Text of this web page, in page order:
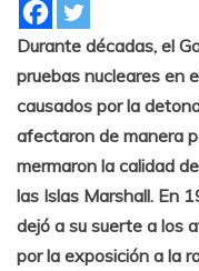
Durante décadas, el
pruebas nucleares en
causados por la
afectaron de manera
mermaron la calidad
las Islas Marshall. En
dejó a su suerte a los
por la exposición a la